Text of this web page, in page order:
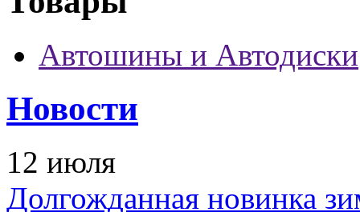
Автошины и Автодиски
Новости
12 июля
Долгожданная новинка